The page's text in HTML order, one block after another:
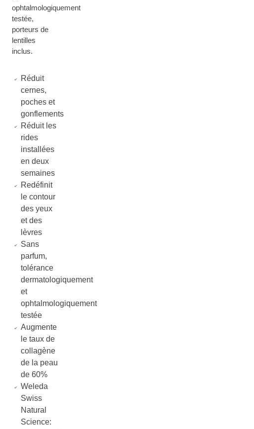
ophtalmologiquement
testée,
porteurs de
lentilles
inclus.
Réduit
cernes,
poches et
gonflements
Réduit les
rides
installées
en deux
semaines
Redéfinit
le contour
des yeux
et des
lèvres
Sans
parfum,
tolérance
dermatologiquement
et
ophtalmologiquement
testée
Augmente
le taux de
collagène
de la peau
de 60%
Weleda
Swiss
Natural
Science: